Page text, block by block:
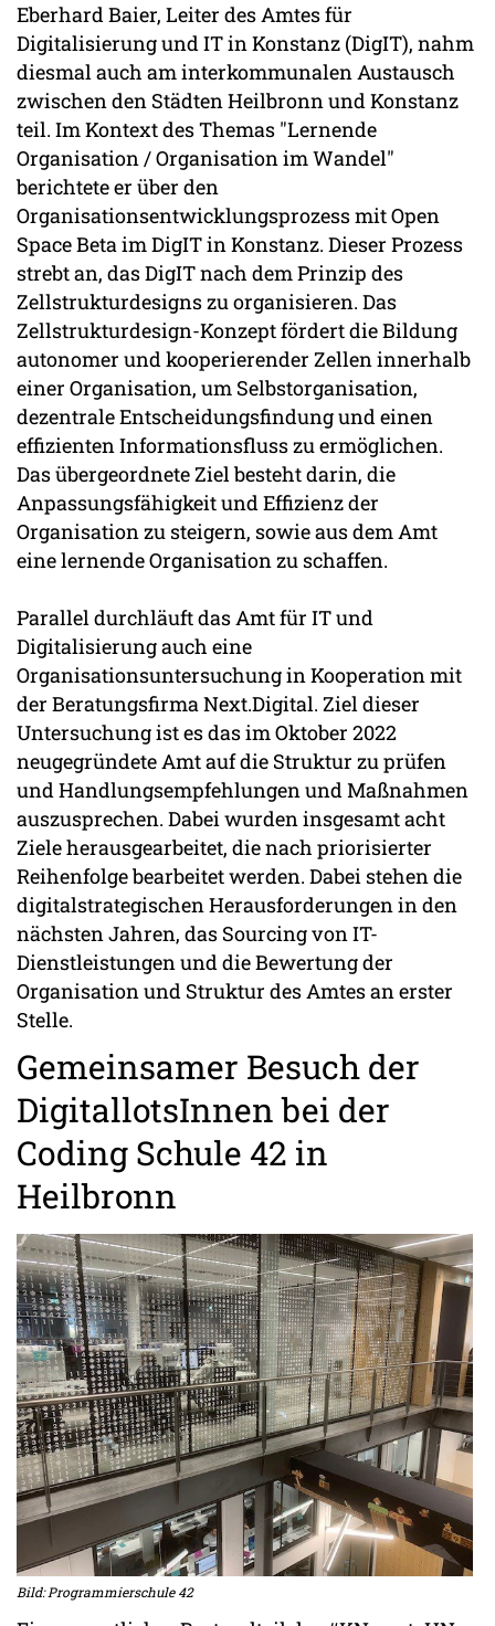
Eberhard Baier, Leiter des Amtes für
Digitalisierung und IT in Konstanz (DigIT), nahm
diesmal auch am interkommunalen Austausch
zwischen den Städten Heilbronn und Konstanz
teil. Im Kontext des Themas "Lernende
Organisation / Organisation im Wandel"
berichtete er über den
Organisationsentwicklungsprozess mit Open
Space Beta im DigIT in Konstanz. Dieser Prozess
strebt an, das DigIT nach dem Prinzip des
Zellstrukturdesigns zu organisieren. Das
Zellstrukturdesign-Konzept fördert die Bildung
autonomer und kooperierender Zellen innerhalb
einer Organisation, um Selbstorganisation,
dezentrale Entscheidungsfindung und einen
effizienten Informationsfluss zu ermöglichen.
Das übergeordnete Ziel besteht darin, die
Anpassungsfähigkeit und Effizienz der
Organisation zu steigern, sowie aus dem Amt
eine lernende Organisation zu schaffen.
Parallel durchläuft das Amt für IT und
Digitalisierung auch eine
Organisationsuntersuchung in Kooperation mit
der Beratungsfirma Next.Digital. Ziel dieser
Untersuchung ist es das im Oktober 2022
neugegründete Amt auf die Struktur zu prüfen
und Handlungsempfehlungen und Maßnahmen
auszusprechen. Dabei wurden insgesamt acht
Ziele herausgearbeitet, die nach priorisierter
Reihenfolge bearbeitet werden. Dabei stehen die
digitalstrategischen Herausforderungen in den
nächsten Jahren, das Sourcing von IT-
Dienstleistungen und die Bewertung der
Organisation und Struktur des Amtes an erster
Stelle.
Gemeinsamer Besuch der
DigitallotsInnen bei der
Coding Schule 42 in
Heilbronn
Bild: Programmierschule 42